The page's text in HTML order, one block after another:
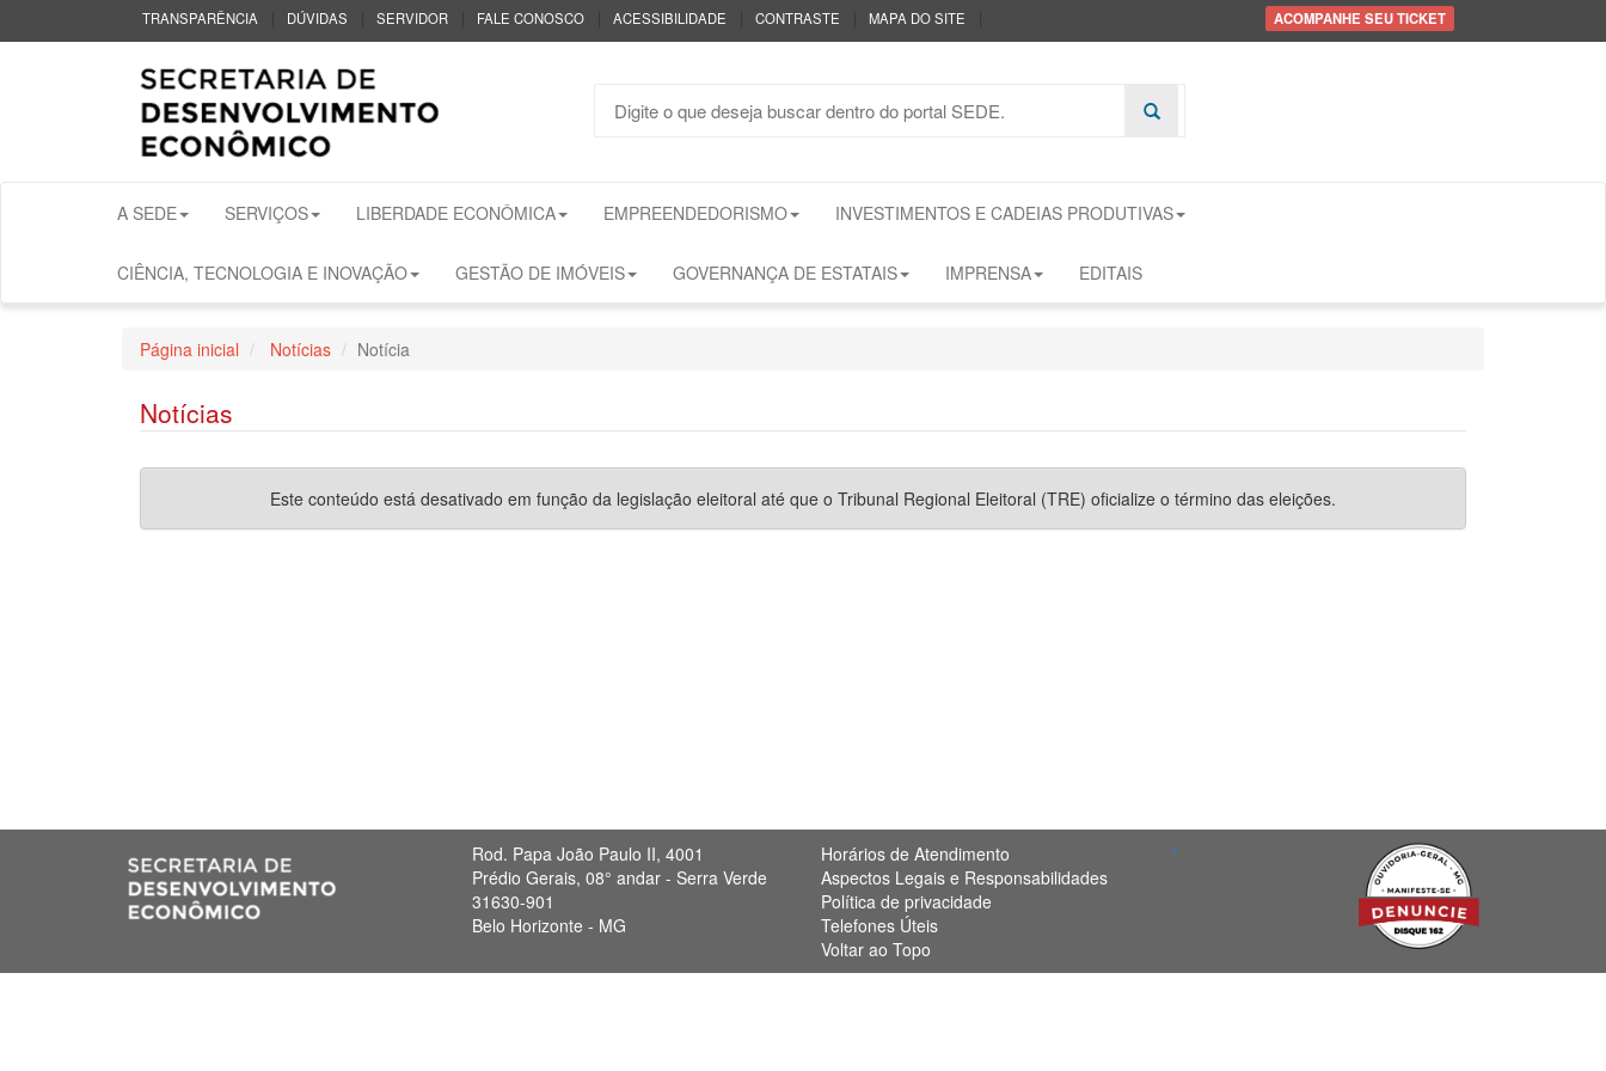
TRANSPARÊNCIA DÚVIDAS SERVIDOR FALE CONOSCO ACESSIBILIDADE CONTRASTE MAPA DO SITE ACOMPANHE SEU TICKET
A SEDE SERVIÇOS LIBERDADE ECONÔMICA EMPREENDEDORISMO INVESTIMENTOS E CADEIAS PRODUTIVAS
CIÊNCIA, TECNOLOGIA E INOVAÇÃO GESTÃO DE IMÓVEIS GOVERNANÇA DE ESTATAIS IMPRENSA EDITAIS
Página inicial Notícias Notícia
Notícias
Este conteúdo está desativado em função da legislação eleitoral até que o Tribunal Regional Eleitoral (TRE) oficialize o término das eleições.
Rod. Papa João Paulo II, 4001
Prédio Gerais, 08° andar - Serra Verde
31630-901
Belo Horizonte - MG
Horários de Atendimento
Aspectos Legais e Responsabilidades
Política de privacidade
Telefones Úteis
Voltar ao Topo
"